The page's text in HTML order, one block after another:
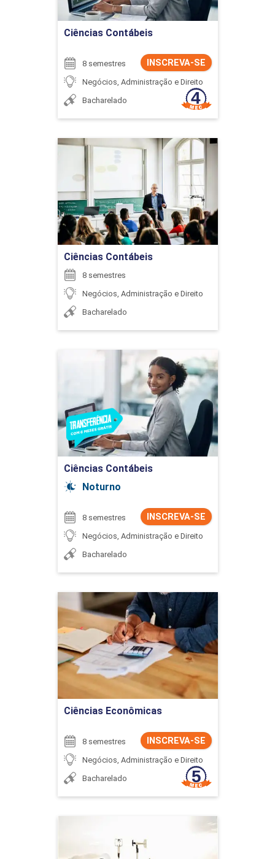
Ciências Contábeis
INSCREVA-SE
8 semestres
Negócios, Administração e Direito
Bacharelado
Ir para Inscrição
Ciências Contábeis
8 semestres
Negócios, Administração e Direito
Bacharelado
Ciências Contábeis
Detalhes do curso
Ir para Inscrição
Ciências Contábeis
Noturno
INSCREVA-SE
8 semestres
Negócios, Administração e Direito
Bacharelado
Ciências Contábeis
Detalhes do curso
Ir para Inscrição
Ciências Econômicas
INSCREVA-SE
8 semestres
Negócios, Administração e Direito
Bacharelado
Ciências Econômicas
Detalhes do curso
Ir para Inscrição
Climatologia e
Monitoramento Agrícola